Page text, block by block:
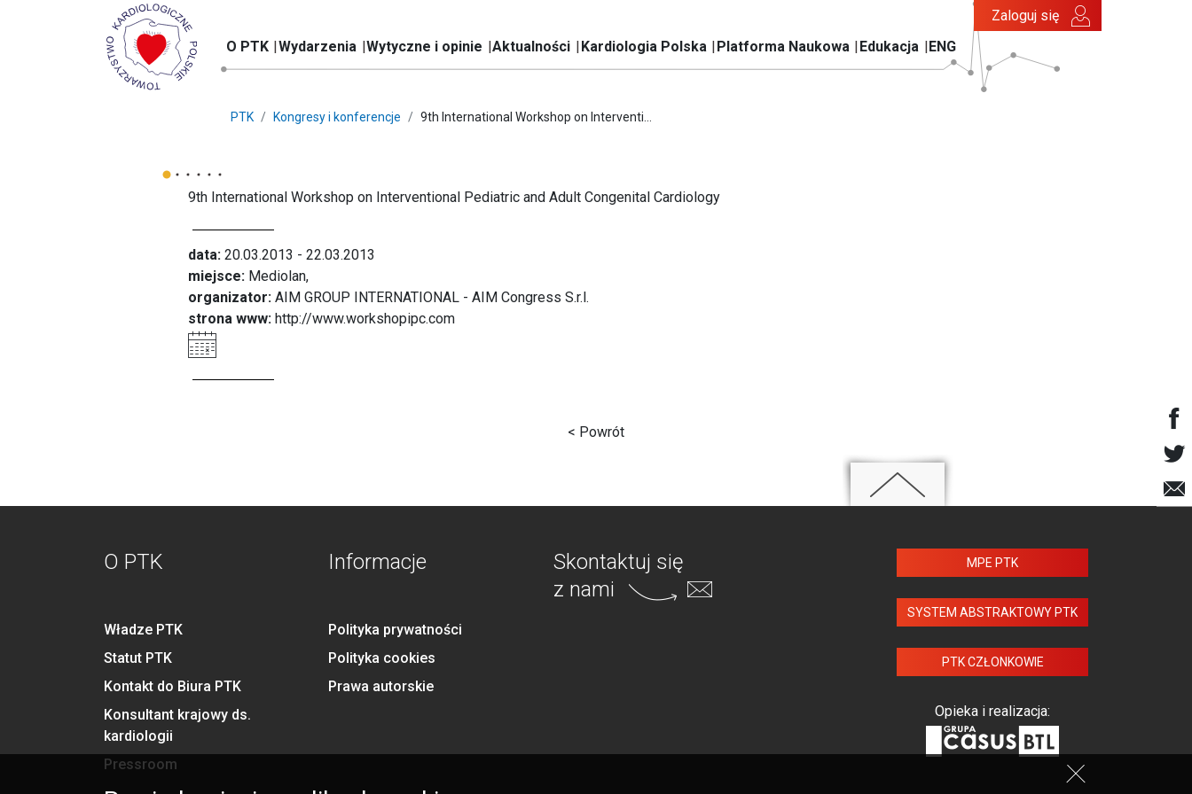
O PTK Wydarzenia Wytyczne i opinie Aktualności Kardiologia Polska Platforma Naukowa Edukacja ENG
Zaloguj się
PTK Kongresy i konferencje 9th International Workshop on Interventi...
9th International Workshop on Interventional Pediatric and Adult Congenital Cardiology
data: 20.03.2013 - 22.03.2013
miejsce: Mediolan,
organizator: AIM GROUP INTERNATIONAL - AIM Congress S.r.l.
strona www: http://www.workshopipc.com
< Powrót
O PTK
Władze PTK
Statut PTK
Kontakt do Biura PTK
Konsultant krajowy ds.
kardiologii
Pressroom
Informacje
Polityka prywatności
Polityka cookies
Prawa autorskie
Skontaktuj się
z nami
MPE PTK
SYSTEM ABSTRAKTOWY PTK
PTK CZŁONKOWIE
Opieka i realizacja: